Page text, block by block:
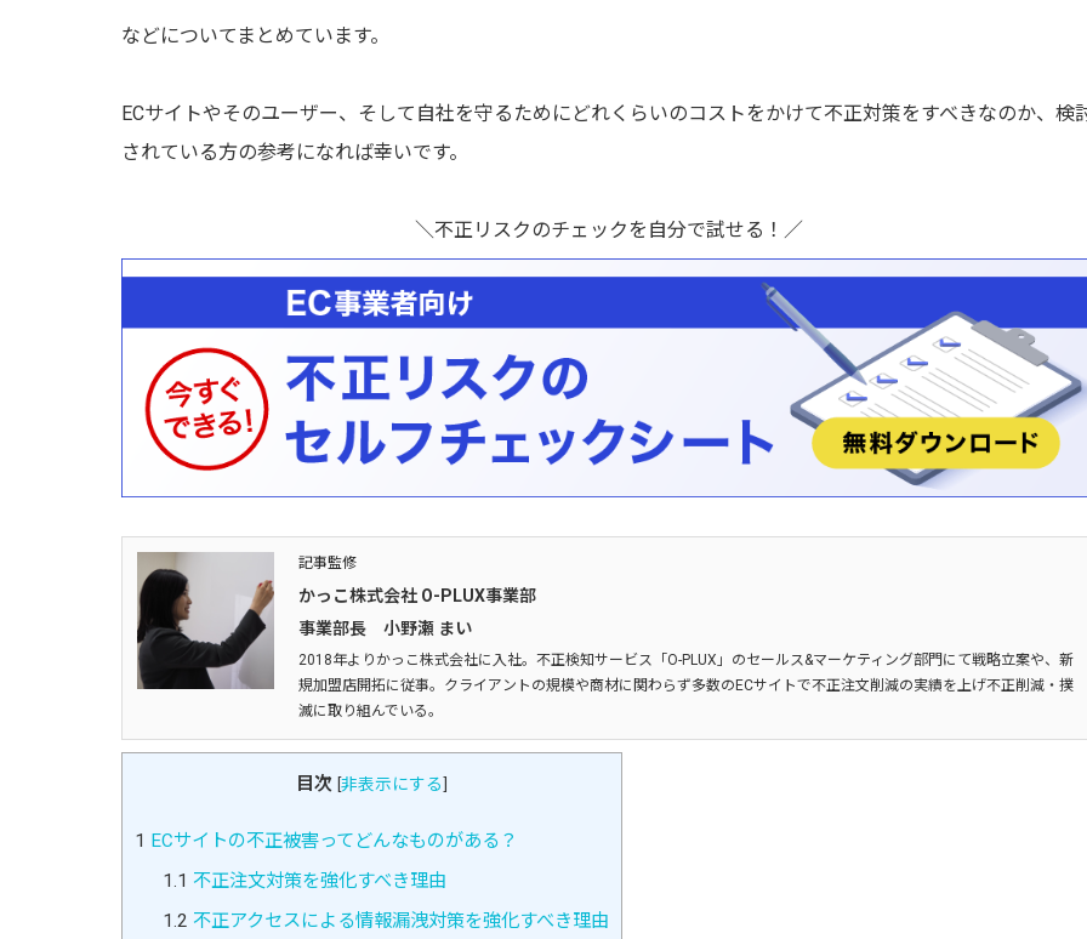
などについてまとめています。
ECサイトやそのユーザー、そして自社を守るためにどれくらいのコストをかけて不正対策をすべきなのか、検
されている方の参考になれば幸いです。
＼不正リスクのチェックを自分で試せる！／
記事監修
かっこ株式会社 O-PLUX事業部
事業部長 小野瀬 まい
2018年よりかっこ株式会社に入社。不正検知サービス「O-PLUX」のセールス&マーケティング部門にて戦略立案や、新
規加盟店開拓に従事。クライアントの規模や商材に関わらず多数のECサイトで不正注文削減の実績を上げ不正削減・撲
滅に取り組んでいる。
目次 [非表示にする]
1 ECサイトの不正被害ってどんなものがある？
1.1 不正注文対策を強化すべき理由
1.2 不正アクセスによる情報漏洩対策を強化すべき理由